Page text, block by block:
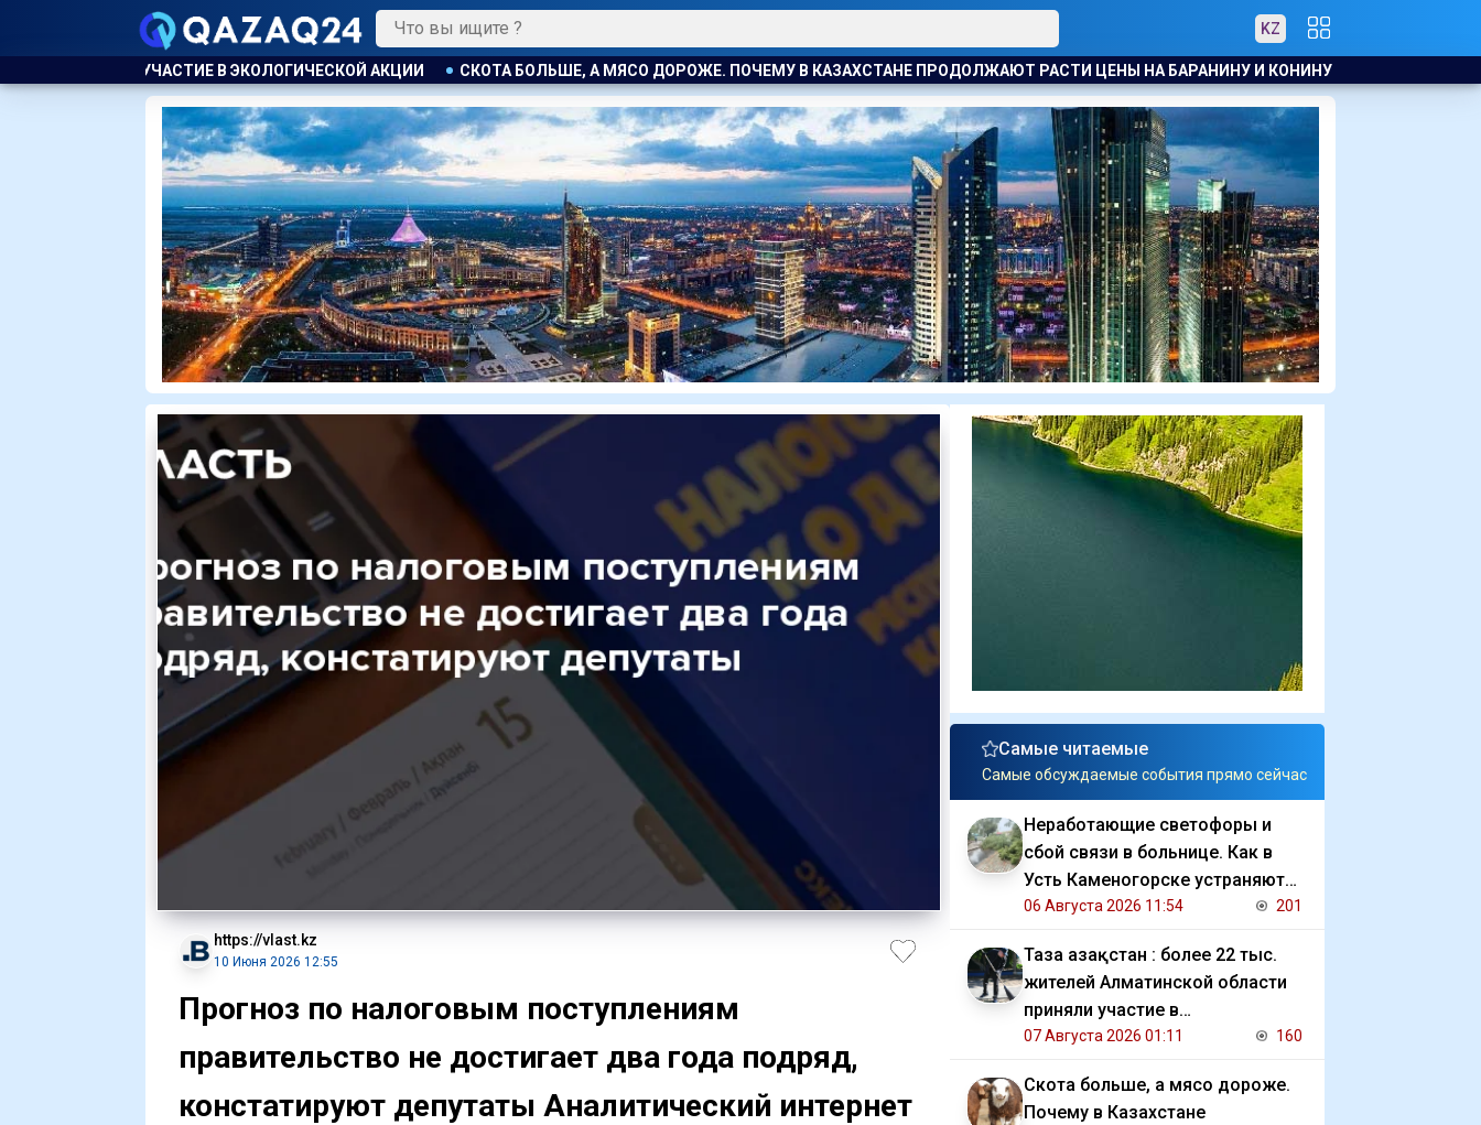
KZ
АКЦИИ СКОТА БОЛЬШЕ, А МЯСО ДОРОЖЕ. ПОЧЕМУ В КАЗАХСТАНЕ ПРОДОЛЖАЮТ РАСТИ ЦЕНЫ НА БАРАНИНУ И КОНИНУ В АТЫРАУ ПОЛИЦЕЙСКИЙ ЭВАКУИРОВАЛ
https://vlast.kz
10 Июня 2026 12:55
Прогноз по налоговым поступлениям
правительство не достигает два года подряд,
констатируют депутаты Аналитический интернет
Самые читаемые
Самые обсуждаемые события прямо сейчас
Неработающие светофоры и
сбой связи в больнице. Как в
Усть Каменогорске устраняют
последствия ливня
06 Августа 2026 11:54 201
Таза Қазақстан : более 22 тыс.
жителей Алматинской области
приняли участие в
экологической акции
07 Августа 2026 01:11 160
Скота больше, а мясо дороже.
Почему в Казахстане